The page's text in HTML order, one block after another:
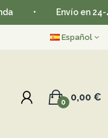
Envío en 24-48
Español
0,00 €
0